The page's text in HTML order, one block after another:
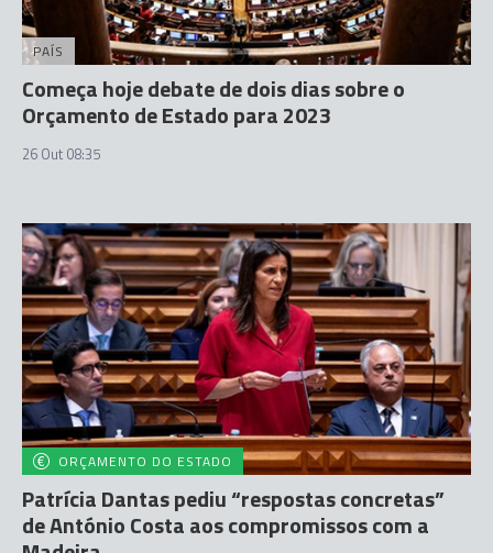
PAÍS
Começa hoje debate de dois dias sobre o
Orçamento de Estado para 2023
26 Out 08:35
ORÇAMENTO DO ESTADO
Patrícia Dantas pediu “respostas concretas”
de António Costa aos compromissos com a